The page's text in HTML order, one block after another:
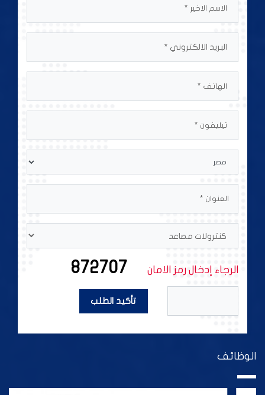
الرجاء إدخال رمز الامان 872707
تأكيد الطلب
الوظائف